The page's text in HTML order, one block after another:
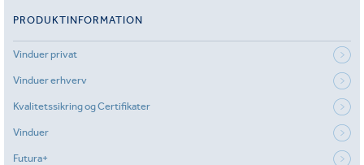
PRODUKTINFORMATION
Vinduer privat
Vinduer erhverv
Kvalitetssikring og Certifikater
Vinduer
Futura+